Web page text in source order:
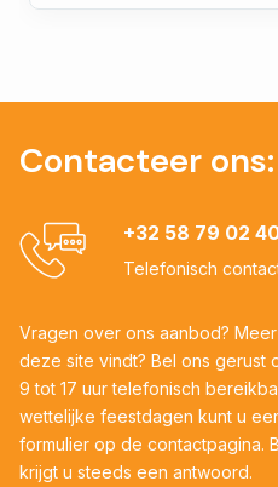
Contacteer ons:
+32 58 79 02
Telefonisch
Vragen over ons aanbod?
deze site vindt? Bel ons gerust
9 tot 17 uur telefonisch
wettelijke feestdagen kunt u
formulier op de contactpagina.
krijgt u steeds een antwoord.